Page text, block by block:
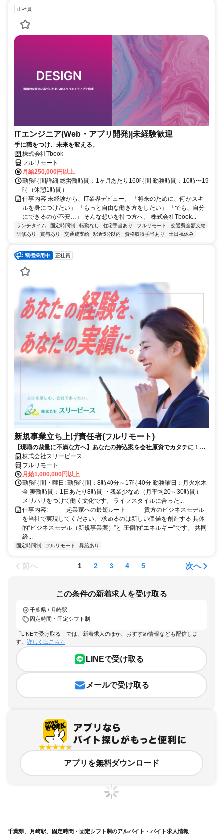
正社員
ITエンジニア(Web・アプリ開発)|未経験歓迎
手に職をつけ、未来を変える。
株式会社Tbook
フルリモート
月給250,000円以上
勤務時間詳細 総労働時間：1ヶ月あたり160時間 勤務時間：10時〜19
時（休憩1時間）
仕事内容 未経験から、IT業界デビュー。 「将来のために、何かスキ
ルを身につけたい」 「もっと自由な働き方をしたい」 「でも、自分
にできるのか不安…」 そんな想いを持つ方へ。 株式会社Tbook...
ランチタイム 固定時間制 転勤なし 住宅手当あり フルリモート
交通費全額支給
研修あり
賞与あり 交通費支給 駅近5分以内 資格取得手当あり 土日祝休み
正社員
新規事業立ち上げ責任者(フルリモート)
【現職の裁量に不満な方へ】あなたの持込案を会社原資でカタチに！最
短6ヶ月で共同経営者の道へ
株式会社スリーピース
フルリモート
月給1,000,000円以上
勤務時間・曜日: 勤務時間：8時40分～17時40分 勤務曜日：月火水木
金 実働時間：1日あたり8時間 ・残業少なめ（月平均20～30時間）
メリハリをつけて働く文化です。 ライフスタイルに合った...
仕事内容: ⸻起業家への最短ルート⸻ 貴方のビジネスモデル
を当社で実現してください。 求めるのは新しい価値を創造する 具体
的“ビジネスモデル（新規事業案）”と 圧倒的“エネルギー”です。 共同
経...
固定時間制 フルリモート 昇給あり
前へ 1 2 3 4 5 次へ
この条件の新着求人を受け取る
千葉県 / 月崎駅
固定時間・固定シフト制
「LINEで受け取る」では、新着求人のほか、おすすめ情報なども配信しま
す。 詳しくはこちら
LINEで受け取る
メールで受け取る
アプリを無料ダウンロード
千葉県、月崎駅、固定時間・固定シフト制のアルバイト・バイト求人情報